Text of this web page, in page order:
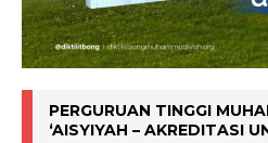
PERGURUAN TINGGI
‘AISYIYAH – AKREDITASI